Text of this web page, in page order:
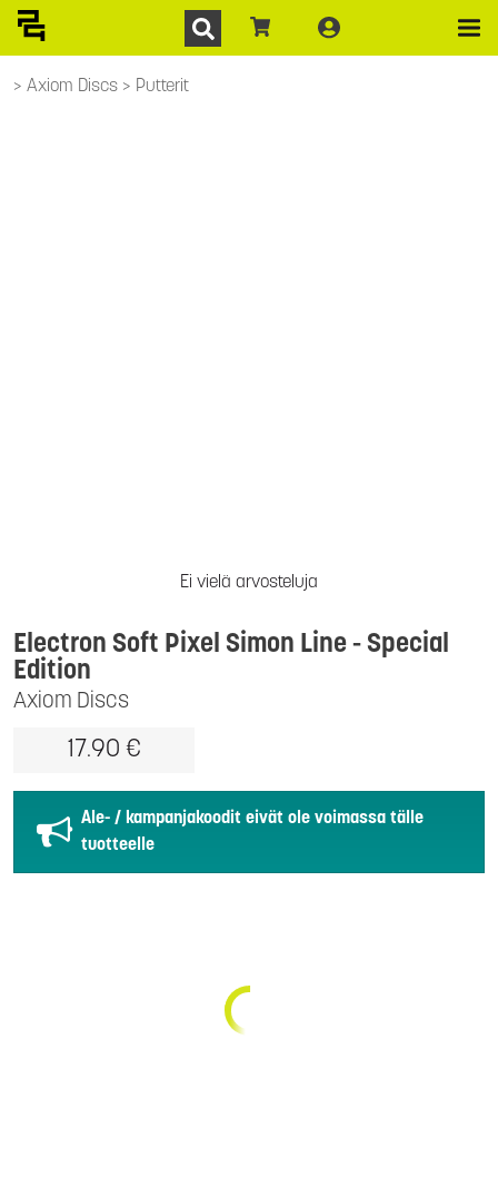
Axiom Discs Putterit
Ei vielä arvosteluja
Axiom Discs
Electron Soft Pixel Simon Line - Special
Edition
17.90 €
Ale- / kampanjakoodit eivät ole voimassa tälle
tuotteelle